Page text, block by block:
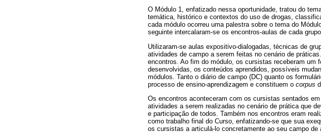
O Módulo 1, enfatizado nessa oportunidade, tratou do
temática, histórico e contextos do uso de drogas,
cada módulo ocorreu uma palestra sobre o tema do
seguinte intercalaram-se os encontros-aulas de cada
Utilizaram-se aulas expositivo-dialogadas, técnicas de
atividades de campo a serem feitas no cenário de
encontros. Ao fim do módulo, os cursistas receberam um
desenvolvidas, os conteúdos aprendidos, possíveis
módulos. Tanto o diário de campo (DC) quanto os
processo de ensino-aprendizagem e constituem o corpus
Os encontros aconteceram com os cursistas sentados
atividades a serem realizadas no cenário de prática que
e participação de todos. Também nos encontros eram
como trabalho final do Curso, enfatizando-se que sua
os cursistas a articulá-lo concretamente ao seu campo de